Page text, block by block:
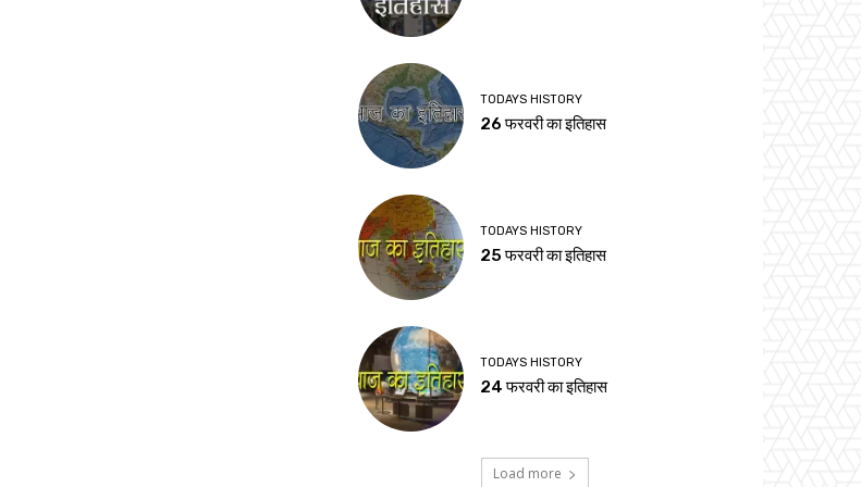
TODAYS HISTORY
26 फरवरी का इतिहास
TODAYS HISTORY
25 फरवरी का इतिहास
TODAYS HISTORY
24 फरवरी का इतिहास
Load more